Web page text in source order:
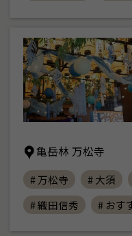
亀岳林 万松寺
# 万松寺 # 大須
# 織田信秀
# おす